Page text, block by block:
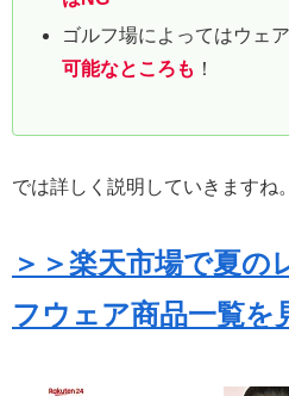
ゴルフ場によってはウェ
可能なところも ！
では詳しく説明していきますね。
＞＞楽天市場で夏の
フウェア商品一覧を